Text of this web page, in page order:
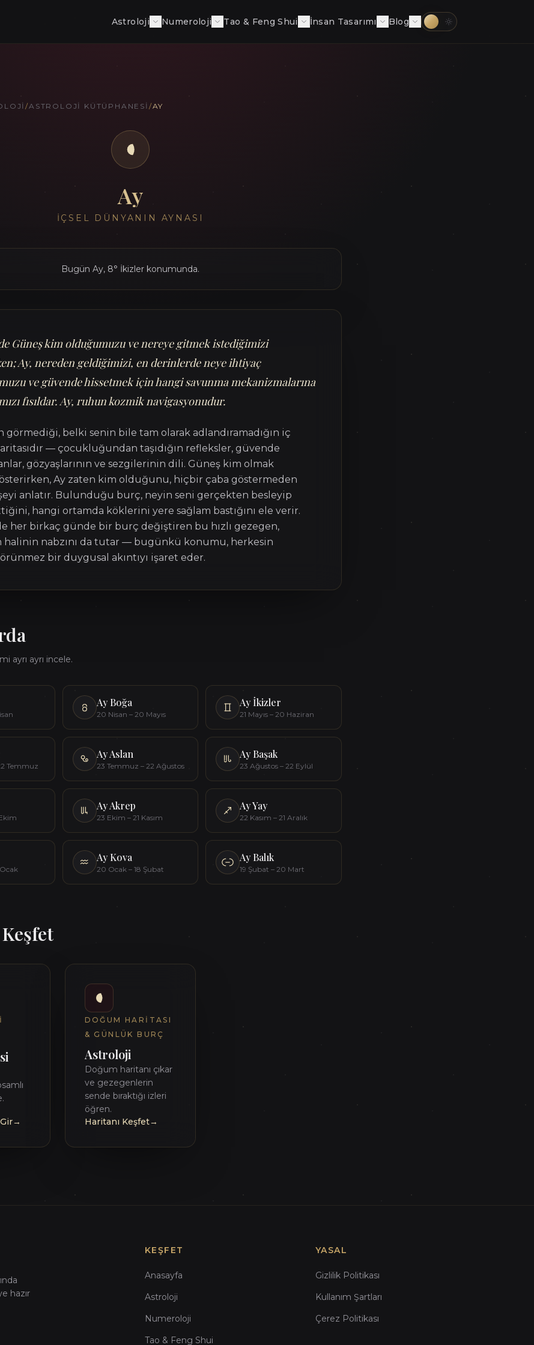
Astroloji Numeroloji Tao & Feng Shui İnsan Tasarımı Blog
/ASTROLOJI KÜTÜPHANESI /AY
Ay
İÇSEL DÜNYANIN AYNASI
Bugün Ay, 8° İkizler konumunda.
Güneş kim olduğumuzu ve nereye gitmek istediğimizi
Ay, nereden geldiğimizi, en derinlerde neye ihtiyaç
ve güvende hissetmek için hangi savunma mekanizmalarına
fısıldar. Ay, ruhun kozmik navigasyonudur.
görmediği, belki senin bile tam olarak adlandıramadığın iç
— çocukluğundan taşıdığın refleksler, güvende
gözyaşlarının ve sezgilerinin dili. Güneş kim olmak
Ay zaten kim olduğunu, hiçbir çaba göstermeden
anlatır. Bulunduğu burç, neyin seni gerçekten besleyip
hangi ortamda köklerini yere sağlam bastığını ele verir.
her birkaç günde bir burç değiştiren bu hızlı gezegen,
halinin nabzını da tutar — bugünkü konumu, herkesin
bir duygusal akıntıyı işaret eder.
ayrı ayrı incele.
Ay Boğa
20 Nisan – 20 Mayıs
Ayİkizler
21 Mayıs – 20 Haziran
Temmuz
Ay Aslan
23 Temmuz – 22 Ağustos
Ay Başak
23 Ağustos – 22 Eylül
Ay Akrep
23 Ekim – 21 Kasım
AyYay
22 Kasım – 21 Aralık
Ay Kova
20 Ocak – 18 Şubat
Ay Balık
19 Şubat – 20 Mart
Keşfet
→
DOĞUM HARITASI
& GÜNLÜK BURÇ
Astroloji
Doğum haritanı çıkar
ve gezegenlerin
sende bıraktığı izleri
öğren.
Haritanı Keşfet→
hazır
KEŞFET
Anasayfa
Astroloji
Numeroloji
Tao & Feng Shui
YASAL
Gizlilik Politikası
Kullanım Şartları
Çerez Politikası